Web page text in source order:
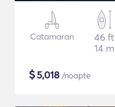
Catamaran
46 ft
14 m
$5,018 /noapte